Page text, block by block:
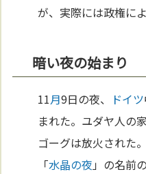
が、実際には政権に
暗い夜の始まり
11月9日の夜、 ドイツ
まれた。ユダヤ人の
ゴーグは放火された
「水晶の夜 」の名前